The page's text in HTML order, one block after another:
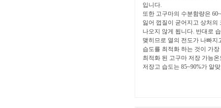
입니다.
또한 고구마의 수분함량은
잃어 껍질이 굳어지고 상처의
나오지 않게 됩니다. 반대로
맺히므로 열의 전도가 나빠지
습도를 최적화 하는 것이 가
최적화 된 고구마 저장 가능
저장고 습도는 85~90%가 알